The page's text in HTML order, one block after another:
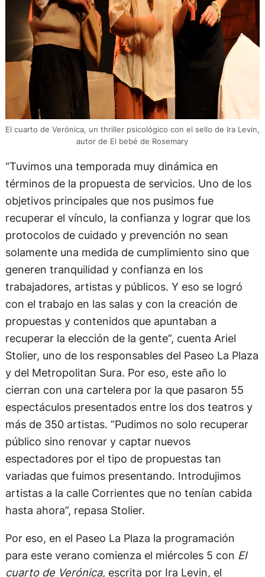
El cuarto de Verónica, un thriller psicológico con el sello de Ira Levin,
autor de El bebé de Rosemary
“Tuvimos una temporada muy dinámica en
términos de la propuesta de servicios. Uno de los
objetivos principales que nos pusimos fue
recuperar el vínculo, la confianza y lograr que los
protocolos de cuidado y prevención no sean
solamente una medida de cumplimiento sino que
generen tranquilidad y confianza en los
trabajadores, artistas y públicos. Y eso se logró
con el trabajo en las salas y con la creación de
propuestas y contenidos que apuntaban a
recuperar la elección de la gente”, cuenta Ariel
Stolier, uno de los responsables del Paseo La Plaza
y del Metropolitan Sura. Por eso, este año lo
cierran con una cartelera por la que pasaron 55
espectáculos presentados entre los dos teatros y
más de 350 artistas. “Pudimos no solo recuperar
público sino renovar y captar nuevos
espectadores por el tipo de propuestas tan
variadas que fuimos presentando. Introdujimos
artistas a la calle Corrientes que no tenían cabida
hasta ahora”, repasa Stolier.
Por eso, en el Paseo La Plaza la programación
para este verano comienza el miércoles 5 con El
cuarto de Verónica, escrita por Ira Levin, el